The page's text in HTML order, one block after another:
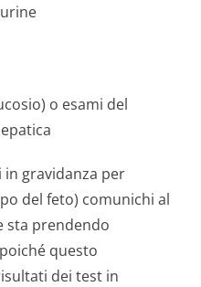
o esami del
in gravidanza per
del feto) comunichi al
sta prendendo
questo
dei test in